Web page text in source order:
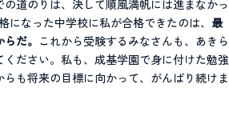
道のりは、決して順風満帆には進まなかっ
になった中学校に私が合格できたのは、 最
だ。 これから受験するみなさんも、あきら
ださい。私も、成基学園で身に付けた勉強
も将来の目標に向かって、がんばり続けま